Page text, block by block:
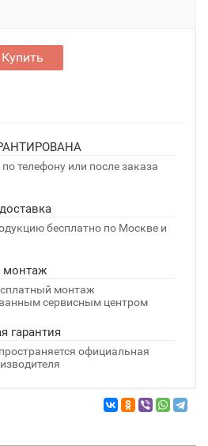
Купить
телефону или после заказа
бесплатно по Москве и
монтаж
монтаж
сервисным центром
гарантия
официальная